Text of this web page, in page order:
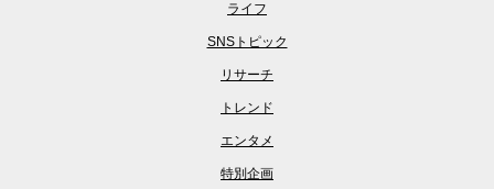
ライフ
SNSトピック
リサーチ
トレンド
エンタメ
特別企画